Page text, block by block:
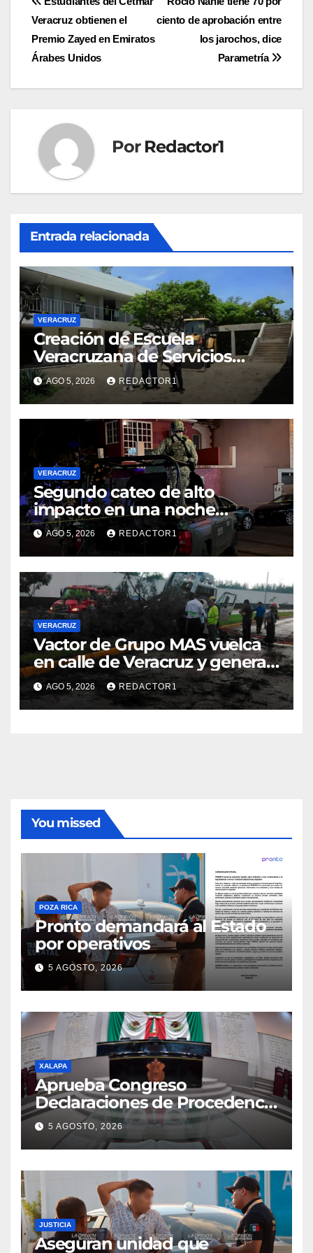
de
entradas
ciento de aprobación entre
los jarochos, dice
Parametría
Veracruz obtienen el
Premio Zayed en Emiratos
Árabes Unidos
Por Redactor1
Entrada relacionada
VERACRUZ
Creación de Escuela
Veracruzana de Servicios
Turisticos ayudará a competir
contra destinos del Caribe:
COMETUR
AGO 5, 2026 REDACTOR1
VERACRUZ
Segundo cateo de alto
impacto en una noche
moviliza a fuerzas federales y
estatales en Veracruz
AGO 5, 2026 REDACTOR1
VERACRUZ
Vactor de Grupo MAS vuelca
en calle de Veracruz y genera
caos vial
AGO 5, 2026 REDACTOR1
You missed
POZA RICA
Pronto demandará al Estado
por operativos
5 AGOSTO, 2026
XALAPA
Aprueba Congreso
Declaraciones de Procedencia
en contra de dos munícipes
5 AGOSTO, 2026
JUSTICIA
Aseguran unidad que